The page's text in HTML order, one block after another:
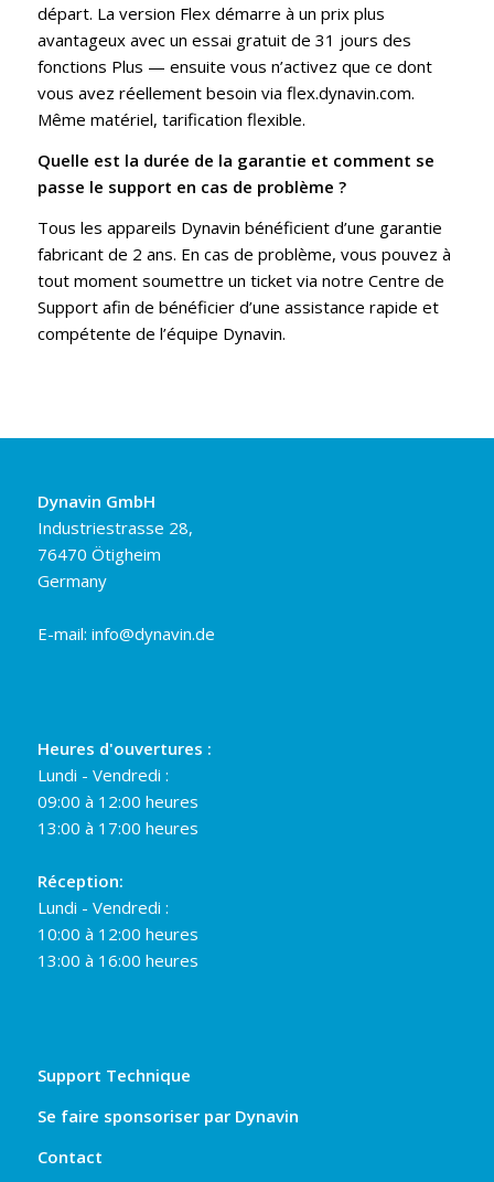
départ. La version Flex démarre à un prix plus
avantageux avec un essai gratuit de 31 jours des
fonctions Plus — ensuite vous n’activez que ce dont
vous avez réellement besoin via flex.dynavin.com.
Même matériel, tarification flexible.
Quelle est la durée de la garantie et comment se
passe le support en cas de problème ?
Tous les appareils Dynavin bénéficient d’une garantie
fabricant de 2 ans. En cas de problème, vous pouvez à
tout moment soumettre un ticket via notre Centre de
Support afin de bénéficier d’une assistance rapide et
compétente de l’équipe Dynavin.
Dynavin GmbH
Industriestrasse 28,
76470 Ötigheim
Germany
E-mail: info@dynavin.de
Heures d'ouvertures :
Lundi - Vendredi :
09:00 à 12:00 heures
13:00 à 17:00 heures
Réception:
Lundi - Vendredi :
10:00 à 12:00 heures
13:00 à 16:00 heures
Support Technique
Se faire sponsoriser par Dynavin
Contact